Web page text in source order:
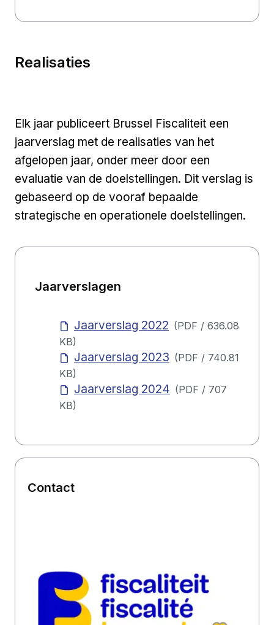
Realisaties
Elk jaar publiceert Brussel Fiscaliteit een
jaarverslag met de realisaties van het
afgelopen jaar, onder meer door een
evaluatie van de doelstellingen. Dit verslag is
gebaseerd op de vooraf bepaalde
strategische en operationele doelstellingen.
Jaarverslagen
Jaarverslag 2022 (PDF / 636.08
KB)
Jaarverslag 2023 (PDF / 740.81
KB)
Jaarverslag 2024 (PDF / 707
KB)
Contact